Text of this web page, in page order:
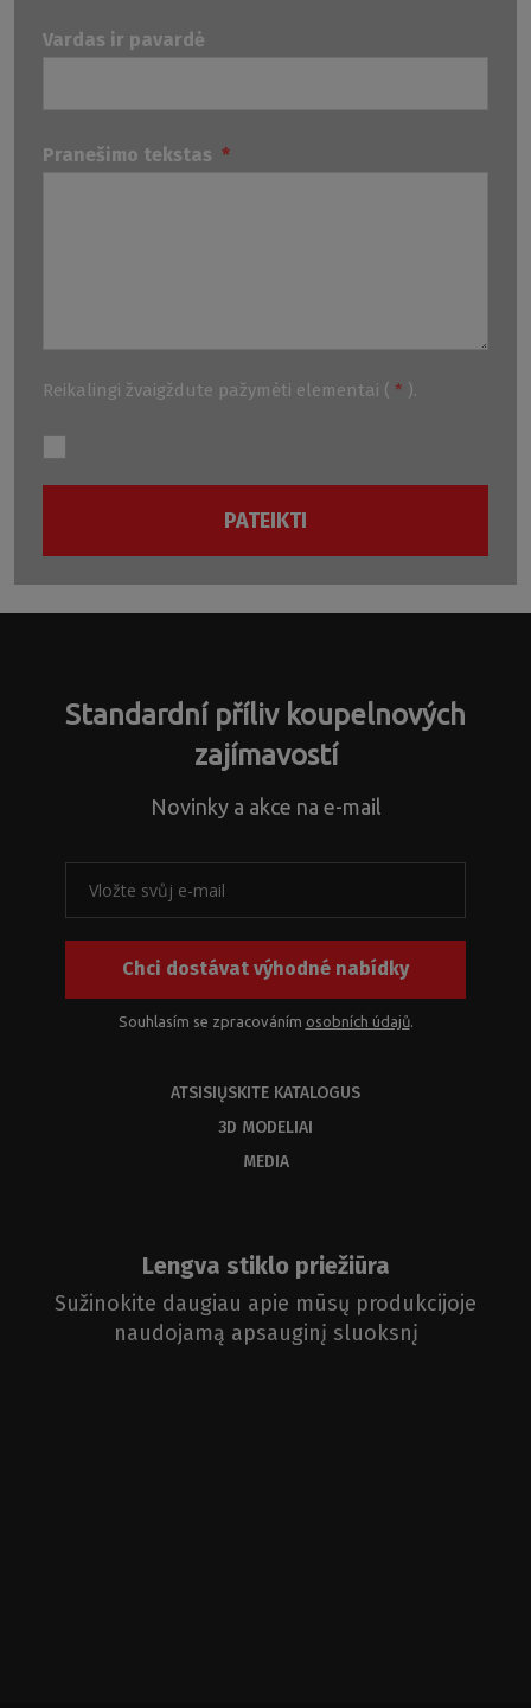
Vardas ir pavardė
Pranešimo tekstas *
Reikalingi žvaigždute pažymėti elementai ( * ).
PATEIKTI
formą.
Standardní příliv koupelnových
zajímavostí
Novinky a akce na e-mail
Chci dostávat výhodné nabídky
Souhlasím se zpracováním osobních údajů.
ATSISIŲSKITE KATALOGUS
3D MODELIAI
MEDIA
Lengva stiklo priežiūra
Sužinokite daugiau apie mūsų produkcijoje
naudojamą apsauginį sluoksnį